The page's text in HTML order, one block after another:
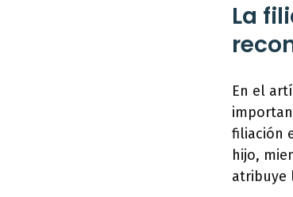
La
En el
filiación
hijo,
atribuye